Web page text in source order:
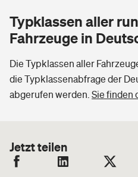
Typklassen aller
Fahrzeuge in
Die Typklassen aller
die Typklassenabfrage der
abgerufen werden. Sie finden
Jetzt teilen